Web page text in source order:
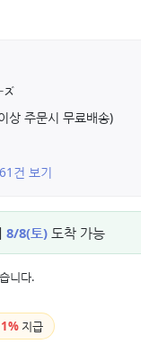
ズ
상 주문시 무료배송)
건 보기
8/8(토) 도착 가능
니다.
1% 지급